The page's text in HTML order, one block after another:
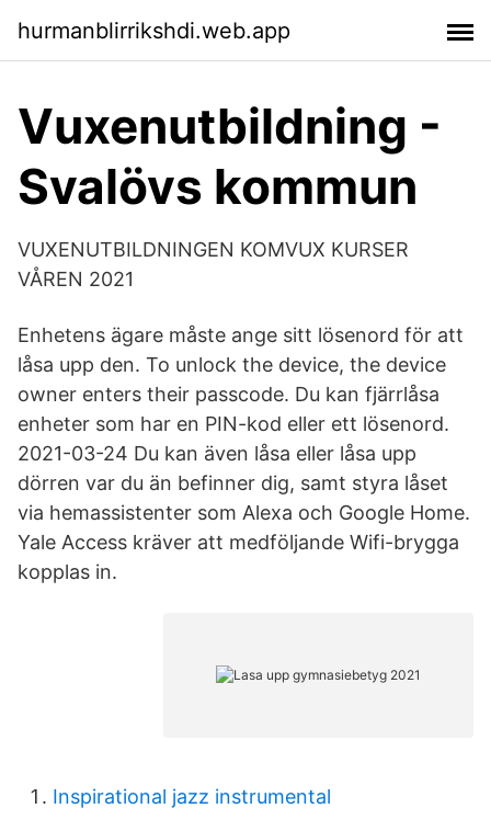
hurmanblirrikshdi.web.app
Vuxenutbildning -
Svalövs kommun
VUXENUTBILDNINGEN KOMVUX KURSER
VÅREN 2021
Enhetens ägare måste ange sitt lösenord för att
låsa upp den. To unlock the device, the device
owner enters their passcode. Du kan fjärrlåsa
enheter som har en PIN-kod eller ett lösenord.
2021-03-24 Du kan även låsa eller låsa upp
dörren var du än befinner dig, samt styra låset
via hemassistenter som Alexa och Google Home.
Yale Access kräver att medföljande Wifi-brygga
kopplas in.
Inspirational jazz instrumental